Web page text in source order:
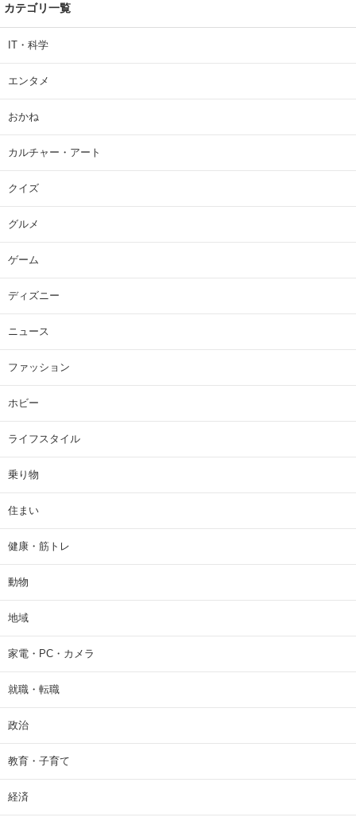
カテゴリ一覧
IT・科学
エンタメ
おかね
カルチャー・アート
クイズ
グルメ
ゲーム
ディズニー
ニュース
ファッション
ホビー
ライフスタイル
乗り物
住まい
健康・筋トレ
動物
地域
家電・PC・カメラ
就職・転職
政治
教育・子育て
経済